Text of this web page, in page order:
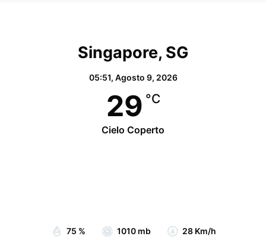
Singapore, SG
05:51, Agosto 9, 2026
29 °C
Cielo Coperto
75 % 1010 mb 28 Km/h